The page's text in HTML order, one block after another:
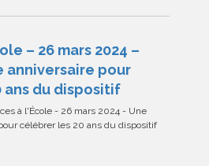
– 26 mars 2024 –
anniversaire pour
ans du dispositif
à l'École - 26 mars 2024 - Une
célébrer les 20 ans du dispositif